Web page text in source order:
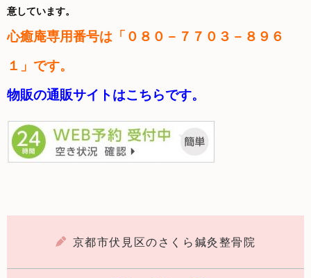
意しています。
心癒庵専用番号は「０８０－７７０３－８９６
１」です。
物販の通販サイトはこちらです。
京都市伏見区のさくら鍼灸整骨院